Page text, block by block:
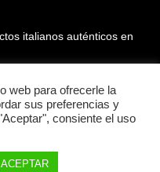
italianos auténticos en
Tiktok
web para ofrecerle la
sus preferencias y
consiente el uso
ACEPTAR